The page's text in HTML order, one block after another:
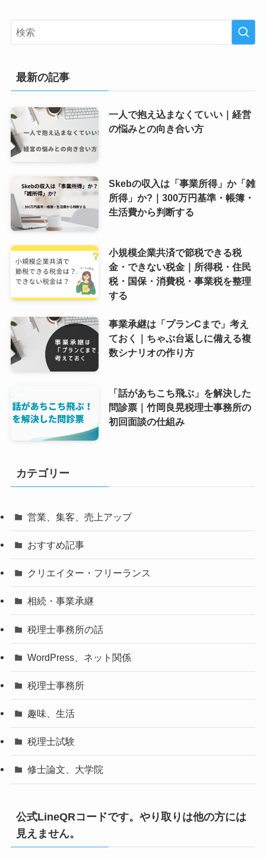
最新の記事
一人で抱え込まなくていい｜経営
の悩みとの向き合い方
Skebの収入は「事業所得」か「雑
所得」か?｜300万円基準・帳簿・
生活費から判断する
小規模企業共済で節税できる税
金・できない税金｜所得税・住民
税・国保・消費税・事業税を整理
する
事業承継は「プランCまで」考え
ておく｜ちゃぶ台返しに備える複
数シナリオの作り方
「話があちこち飛ぶ」を解決した
問診票｜竹岡良晃税理士事務所の
初回面談の仕組み
カテゴリー
営業、集客、売上アップ
おすすめ記事
クリエイター・フリーランス
相続・事業承継
税理士事務所の話
WordPress、ネット関係
税理士事務所
趣味、生活
税理士試験
修士論文、大学院
公式LineQRコードです。やり取りは他の方には
見えません。